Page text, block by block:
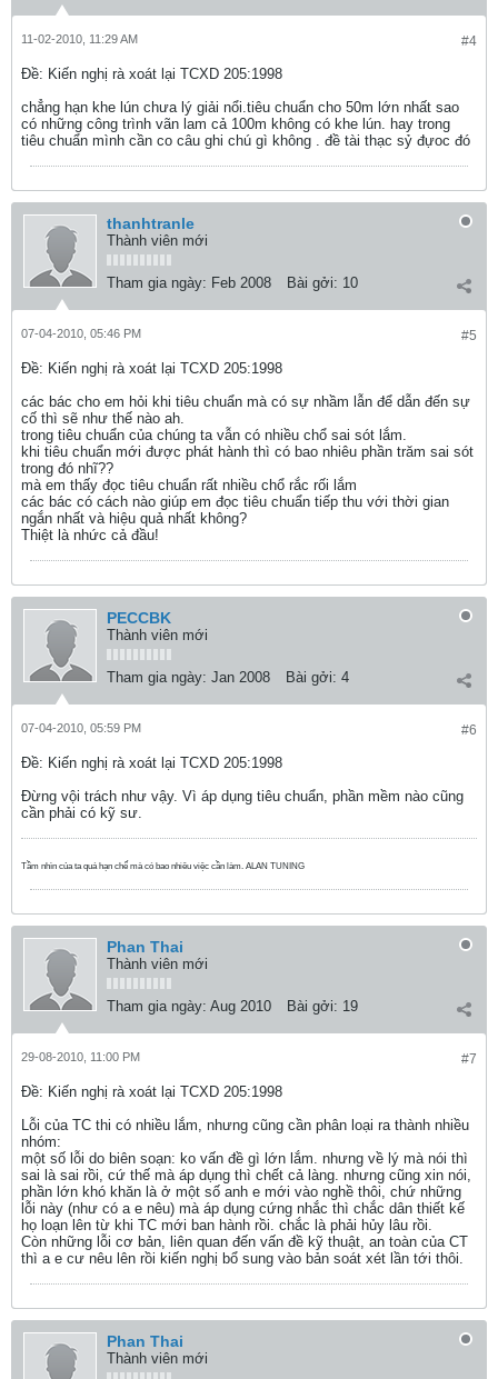
#4
11-02-2010, 11:29 AM
Ðề: Kiến nghị rà xoát lại TCXD 205:1998
chẳng hạn khe lún chưa lý giải nổi.tiêu chuẩn cho 50m lớn nhất sao
có những công trình vãn lam cả 100m không có khe lún. hay trong
tiêu chuẩn mình cần co câu ghi chú gì không . đề tài thạc sỷ đựoc đó
thanhtranle
Thành viên mới
Tham gia ngày: Feb 2008 Bài gởi: 10
#5
07-04-2010, 05:46 PM
Ðề: Kiến nghị rà xoát lại TCXD 205:1998
các bác cho em hỏi khi tiêu chuẩn mà có sự nhầm lẫn để dẫn đến sự
cố thì sẽ như thế nào ah.
trong tiêu chuẩn của chúng ta vẫn có nhiều chổ sai sót lắm.
khi tiêu chuẩn mới được phát hành thì có bao nhiêu phần trăm sai sót
trong đó nhĩ??
mà em thấy đọc tiêu chuẩn rất nhiều chổ rắc rối lắm
các bác có cách nào giúp em đọc tiêu chuẩn tiếp thu với thời gian
ngắn nhất và hiệu quả nhất không?
Thiệt là nhức cả đầu!
PECCBK
Thành viên mới
Tham gia ngày: Jan 2008 Bài gởi: 4
#6
07-04-2010, 05:59 PM
Ðề: Kiến nghị rà xoát lại TCXD 205:1998
Đừng vội trách như vậy. Vì áp dụng tiêu chuẩn, phần mềm nào cũng
cần phải có kỹ sư.
Tầm nhìn của ta quá hạn chế mà có bao nhiêu việc cần làm. ALAN TUNING
Phan Thai
Thành viên mới
Tham gia ngày: Aug 2010 Bài gởi: 19
#7
29-08-2010, 11:00 PM
Ðề: Kiến nghị rà xoát lại TCXD 205:1998
Lỗi của TC thi có nhiều lắm, nhưng cũng cần phân loại ra thành nhiều
nhóm:
một số lỗi do biên soạn: ko vấn đề gì lớn lắm. nhưng về lý mà nói thì
sai là sai rồi, cứ thế mà áp dụng thì chết cả làng. nhưng cũng xin nói,
phần lớn khó khăn là ở một số anh e mới vào nghề thôi, chứ những
lỗi này (như có a e nêu) mà áp dụng cứng nhắc thì chắc dân thiết kế
họ loạn lên từ khi TC mới ban hành rồi. chắc là phải hủy lâu rồi.
Còn những lỗi cơ bản, liên quan đến vấn đề kỹ thuật, an toàn của CT
thì a e cư nêu lên rồi kiến nghị bổ sung vào bản soát xét lần tới thôi.
Phan Thai
Thành viên mới